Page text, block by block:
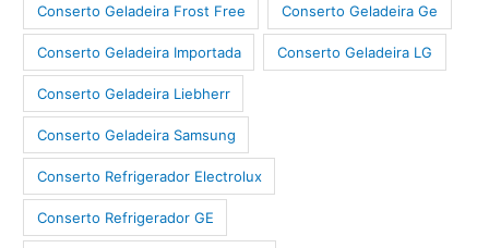
Conserto Geladeira Frost Free Conserto Geladeira Ge
Conserto Geladeira Importada Conserto Geladeira LG
Conserto Geladeira Liebherr
Conserto Geladeira Samsung
Conserto Refrigerador Electrolux
Conserto Refrigerador GE